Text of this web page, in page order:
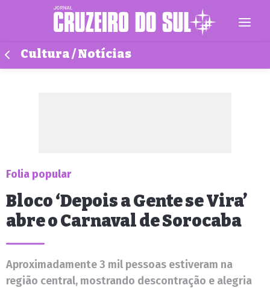
Cultura / Notícias
Folia popular
Bloco ‘Depois a Gente se Vira’
abre o Carnaval de Sorocaba
Aproximadamente 3 mil pessoas estiveram na
região central, mostrando descontração e alegria